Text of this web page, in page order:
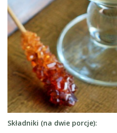
Składniki (na dwie porcje):